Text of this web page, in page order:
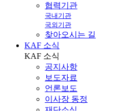
협력기관
국내기관
국외기관
찾아오시는 길
KAF 소식
KAF 소식
공지사항
보도자료
언론보도
이사장 동정